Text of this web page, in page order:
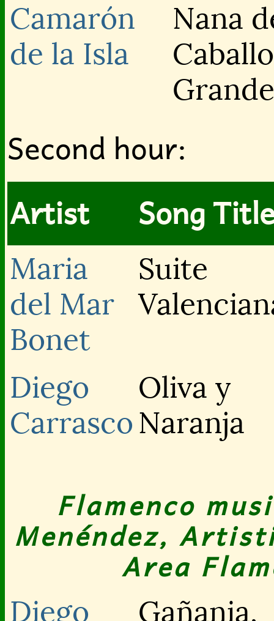
Camarón
de la Isla
Nana
Caballo
Grande
Second hour:
Artist
Song
Maria
del Mar
Bonet
Suite
Diego
Carrasco
Oliva y
Naranja
Flamenco
Menéndez,
Area
Diego Gañania,